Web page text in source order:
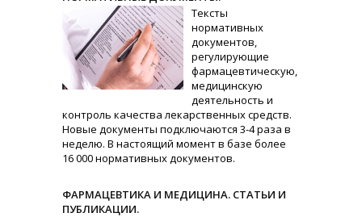
Тексты
нормативных
документов,
регулирующие
фармацевтическую,
медицинскую
деятельность и
контроль качества лекарственных средств.
Новые документы подключаются 3-4 раза в
неделю. В настоящий момент в базе более
16 000 нормативных документов.
ФАРМАЦЕВТИКА И МЕДИЦИНА. СТАТЬИ И
ПУБЛИКАЦИИ.